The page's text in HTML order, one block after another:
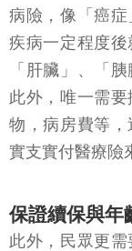
病險，像「癌
疾病一定程度後
「肝臟」、「
此外，唯一需
物，病房費等
實支實付醫療險
保證續保與年
此外，民眾更